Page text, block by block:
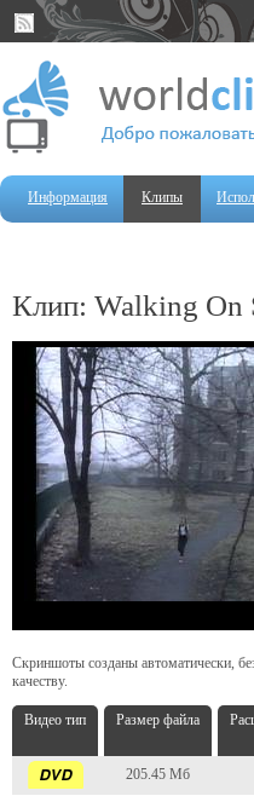
Информация Клипы
Клип: Walking On
Скриншоты созданы автоматически,
качеству.
Видео тип Размер файла
205.45 Мб